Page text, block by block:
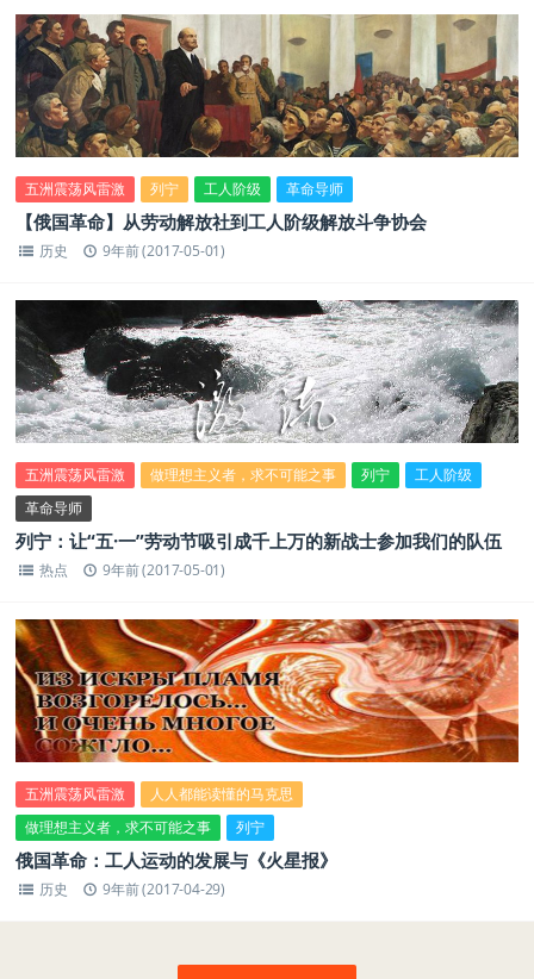
五洲震荡风雷激 列宁 工人阶级 革命导师
【俄国革命】从劳动解放社到工人阶级解放斗争协会
历史 9年前 (2017-05-01)
五洲震荡风雷激 做理想主义者，求不可能之事 列宁
工人阶级
革命导师
列宁：让“五·一”劳动节吸引成千上万的新战士参加我们的队伍
热点 9年前 (2017-05-01)
五洲震荡风雷激
人人都能读懂的马克思
做理想主义者，求不可能之事
列宁
俄国革命：工人运动的发展与《火星报》
历史 9年前 (2017-04-29)